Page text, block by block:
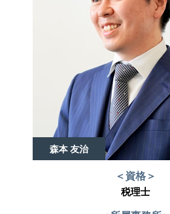
森本 友治
＜資格＞
税理士